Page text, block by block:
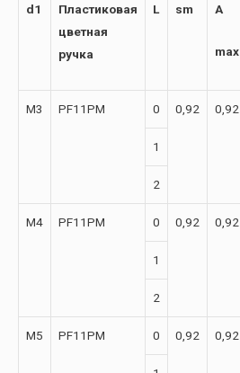
d1
Пластиковая
цветная
ручка
L sm A
max
М3 PF11PM 0 0,92 0,92
1
2
М4 PF11PM 0 0,92 0,92
1
2
М5 PF11PM 0 0,92 0,92